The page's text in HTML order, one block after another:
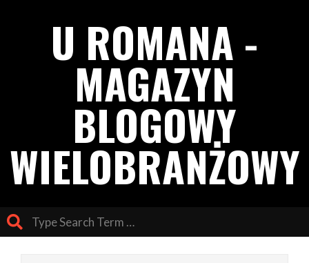
U ROMANA -
MAGAZYN
BLOGOWY
WIELOBRANŻOWY